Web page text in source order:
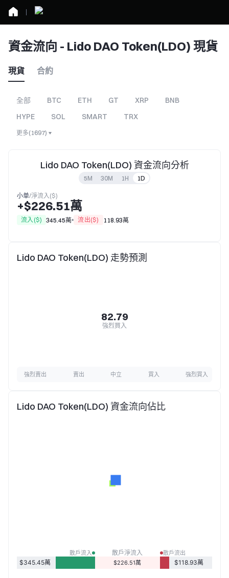
資金流向 - Lido DAO Token(LDO) 現貨
現貨 合約
全部 BTC ETH GT XRP
BNB
HYPE
SOL SMART TRX
更多(1697)
Lido DAO Token(LDO) 資金流向分析
5M 30M 1H 1D
小单/淨流入($)
+$226.51萬
流入($) 345.45萬 流出($) 118.93萬
Lido DAO Token(LDO) 走勢預測
82.79
強烈買入
強烈賣出 賣出 中立 買入 強烈買入
Lido DAO Token(LDO) 資金流向佔比
散戶流入
$345.45萬
散戶淨流入
$226.51萬
散戶流出
$118.93萬